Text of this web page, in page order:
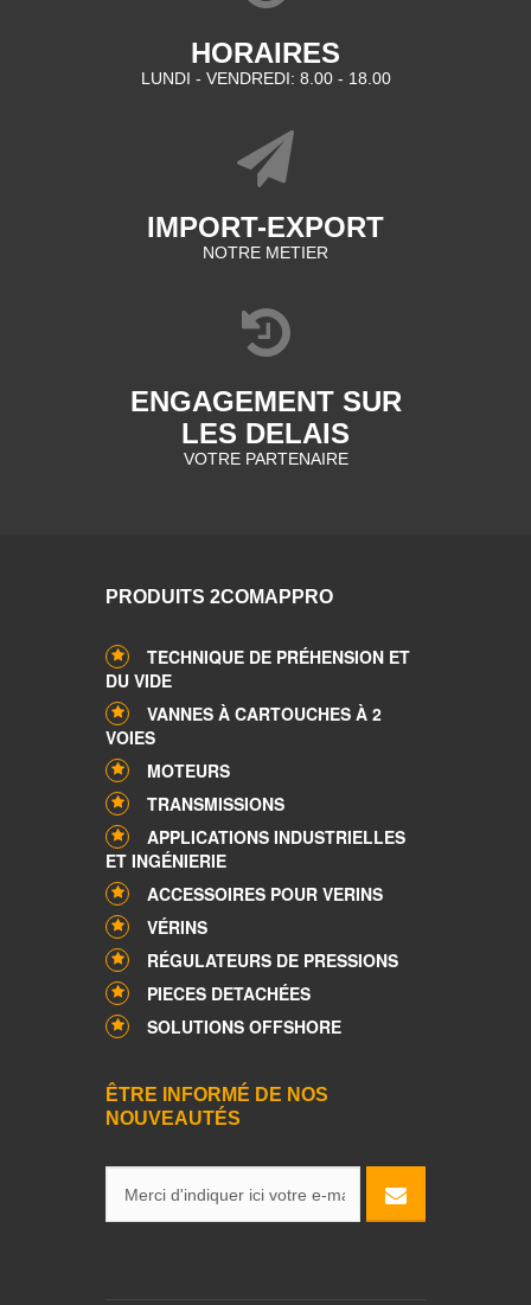
HORAIRES
LUNDI - VENDREDI: 8.00 - 18.00
IMPORT-EXPORT
NOTRE METIER
ENGAGEMENT SUR
LES DELAIS
VOTRE PARTENAIRE
PRODUITS 2COMAPPRO
TECHNIQUE DE PRÉHENSION ET
DU VIDE
VANNES À CARTOUCHES À 2
VOIES
MOTEURS
TRANSMISSIONS
APPLICATIONS INDUSTRIELLES
ET INGÉNIERIE
ACCESSOIRES POUR VERINS
VÉRINS
RÉGULATEURS DE PRESSIONS
PIECES DETACHÉES
SOLUTIONS OFFSHORE
ÊTRE INFORMÉ DE NOS
NOUVEAUTÉS